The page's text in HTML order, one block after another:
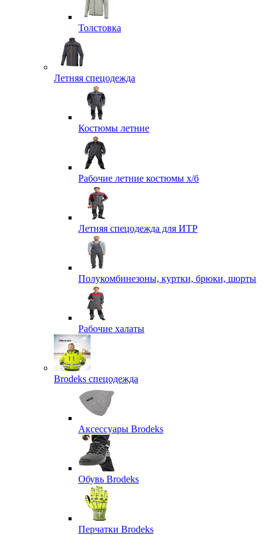
Толстовка
Летняя спецодежда
Костюмы летние
Рабочие летние костюмы х/б
Летняя спецодежда для ИТР
Полукомбинезоны, куртки, брюки, шорты
Рабочие халаты
Brodeks спецодежда
Аксессуары Brodeks
Обувь Brodeks
Перчатки Brodeks